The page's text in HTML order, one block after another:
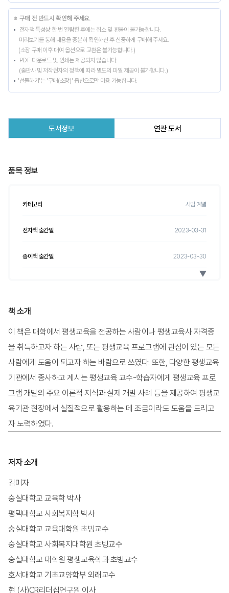
※ 구매 전 반드시 확인해 주세요.
전자책 특성상 한 번 열람한 후에는 취소 및 환불이 불가능합니다.
미리보기를 통해 내용을 충분히 확인하신 후 신중하게 구매해 주세요.
(소장 구매 이후 대여 옵션으로 교환은 불가능합니다.)
PDF 다운로드 및 인쇄는 제공되지 않습니다.
(출판사 및 저작권자의 정책에 따라 별도의 파일 제공이 불가합니다.)
'선물하기'는 '구매(소장)' 옵션으로만 이용 가능합니다.
도서정보 연관 도서
품목 정보
카테고리 사범 계열
전자책 출간일 2023-03-31
종이책 출간일 2023-03-30
종이책 ISBN
전자책 정가 19,000원
종이책 정가 19,000원
책 소개
이 책은 대학에서 평생교육을 전공하는 사람이나 평생교육사 자격증
을 취득하고자 하는 사람, 또는 평생교육 프로그램에 관심이 있는 모든
사람에게 도움이 되고자 하는 바람으로 쓰였다. 또한, 다양한 평생교육
기관에서 종사하고 계시는 평생교육 교수-학습자에게 평생교육 프로
그램 개발의 주요 이론적 지식과 실제 개발 사례 등을 제공하여 평생교
육기관 현장에서 실질적으로 활용하는 데 조금이라도 도움을 드리고
자 노력하였다.
저자 소개
김미자
숭실대학교 교육학 박사
평택대학교 사회복지학 박사
숭실대학교 교육대학원 초빙교수
숭실대학교 사회복지대학원 초빙교수
숭실대학교 대학원 평생교육학과 초빙교수
호서대학교 기초교양학부 외래교수
현 (사)CR리더십연구원 이사